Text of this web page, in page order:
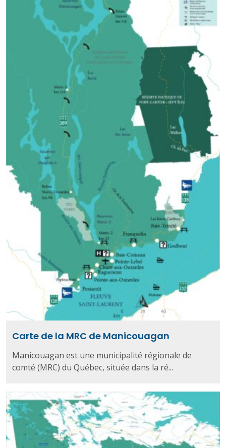
Carte de la MRC de Manicouagan
Manicouagan est une municipalité régionale de
comté (MRC) du Québec, située dans la ré...